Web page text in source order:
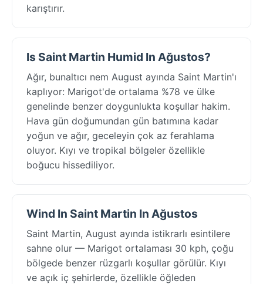
karıştırır.
Is Saint Martin Humid In Ağustos?
Ağır, bunaltıcı nem August ayında Saint Martin'ı
kaplıyor: Marigot'de ortalama %78 ve ülke
genelinde benzer doygunlukta koşullar hakim.
Hava gün doğumundan gün batımına kadar
yoğun ve ağır, geceleyin çok az ferahlama
oluyor. Kıyı ve tropikal bölgeler özellikle
boğucu hissediliyor.
Wind In Saint Martin In Ağustos
Saint Martin, August ayında istikrarlı esintilere
sahne olur — Marigot ortalaması 30 kph, çoğu
bölgede benzer rüzgarlı koşullar görülür. Kıyı
ve açık iç şehirlerde, özellikle öğleden